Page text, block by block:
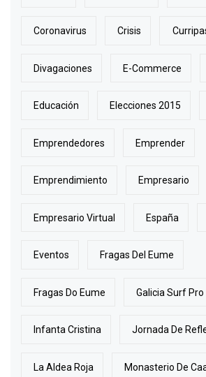
Coronavirus Crisis
Divagaciones E-Commerce
Educación Elecciones 2015
Emprendedores Emprender
Emprendimiento Empresario
Empresario Virtual España
Eventos Fragas Del Eume
Fragas Do Eume Galicia Surf Pro
Infanta Cristina Jornada De
La Aldea Roja Monasterio De